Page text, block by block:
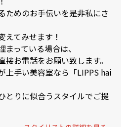
ためのお手伝いを是非私にさ
えてみせます！
っている場合は、
お電話をお願い致します。
上手い美容室なら「LIPPS hai
とりに似合うスタイルでご提